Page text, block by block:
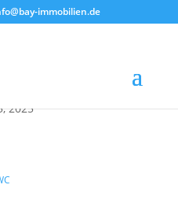
immobilien.de
Dusche
2025